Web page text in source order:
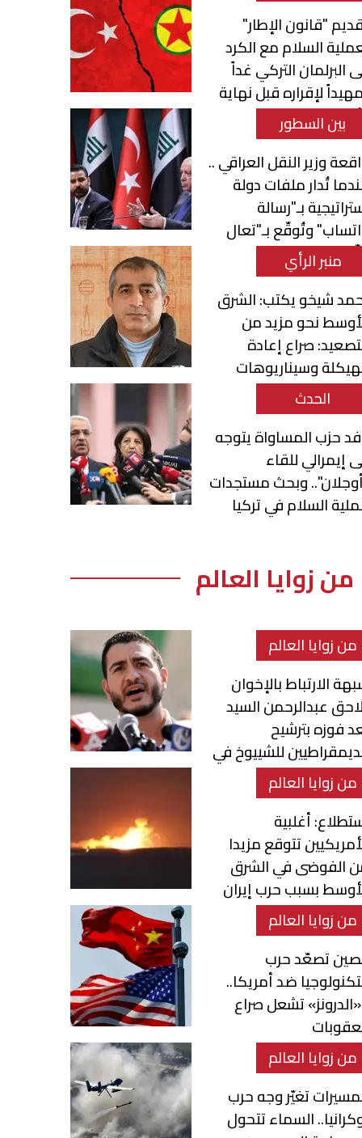
"قانون الإطار"
السلام مع الكرد
البرلمان التركي غداً
لإقراره قبل نهاية
بين السطور
وزير النقل العراقي ..
تُدار ملفات دولة
بـ"رسالة
وتُوقّع بـ"تعال
منبر الرأي
شيخو يكتب: الشرق
نحو مزيد من
صراع إعادة
وسيناريوهات
الإقليمي
الحدث
حزب المساواة يتوجه
إيمرالي للقاء
وبحث مستجدات
السلام في تركيا
من زوايا العالم
من زوايا العالم
الارتباط بالإخوان
عبدالرحمن السيد
فوزه بترشيح
للشييوخ في
من زوايا العالم
أغلبية
تتوقع مزيدا
الفوضى في الشرق
بسبب حرب إيران
من زوايا العالم
تصعّد حرب
ضد أمريكا..
تشعل صراع
من زوايا العالم
تغيّر وجه حرب
السماء تتحول